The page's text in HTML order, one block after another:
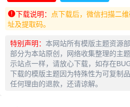
下载说明：
点下载后，微信扫描二
址及提取码。
特别声明： 本网站所有模版主题资源
部分为本站原创，网络收集整理的主
示站点一样，请放心下载，如存在
下载的模版主题因为特殊性为可复制
任何理由的退款，还请谅解。